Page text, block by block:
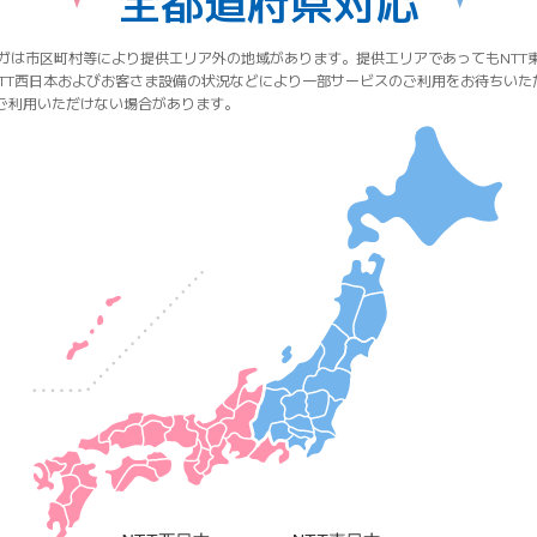
は市区町村等により提供エリア外の地域があります。提供エリアであってもNTT
西日本およびお客さま設備の状況などにより一部サービスのご利用をお待ちいた
利用いただけない場合があります。